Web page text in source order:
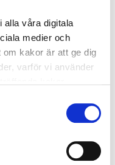
alla våra digitala
medier och
om kakor är att ge dig
varför vi använder
Integritetspolicy
Hjärtinfarkt
Hjärtsvikt Hudcancer
Institutet
Psoriasis